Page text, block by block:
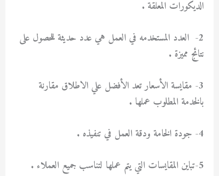
الديكورات المعلقة .
2- العدد المستخدمه في العمل هي عدد حديثة للحصول على
نتائج مميزة .
3- مقايسة الأسعار تعد الأفضل علي الاطلاق مقارنة
بالخدمة المطلوب عملها .
4- جودة الخامة ودقة العمل في تنفيذه .
5-تباين المقايسات التي يتم عملها لتناسب جميع العملاء .